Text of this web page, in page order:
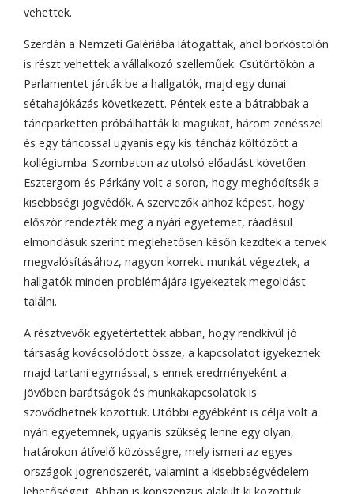
vehettek.
Szerdán a Nemzeti Galériába látogattak, ahol borkóstolón
is részt vehettek a vállalkozó szelleműek. Csütörtökön a
Parlamentet járták be a hallgatók, majd egy dunai
sétahajókázás következett. Péntek este a bátrabbak a
táncparketten próbálhatták ki magukat, három zenésszel
és egy táncossal ugyanis egy kis táncház költözött a
kollégiumba. Szombaton az utolsó előadást követően
Esztergom és Párkány volt a soron, hogy meghódítsák a
kisebbségi jogvédők. A szervezők ahhoz képest, hogy
először rendezték meg a nyári egyetemet, ráadásul
elmondásuk szerint meglehetősen későn kezdtek a tervek
megvalósításához, nagyon korrekt munkát végeztek, a
hallgatók minden problémájára igyekeztek megoldást
találni.
A résztvevők egyetértettek abban, hogy rendkívül jó
társaság kovácsolódott össze, a kapcsolatot igyekeznek
majd tartani egymással, s ennek eredményeként a
jövőben barátságok és munkakapcsolatok is
szövődhetnek közöttük. Utóbbi egyébként is célja volt a
nyári egyetemnek, ugyanis szükség lenne egy olyan,
határokon átívelő közösségre, mely ismeri az egyes
országok jogrendszerét, valamint a kisebbségvédelem